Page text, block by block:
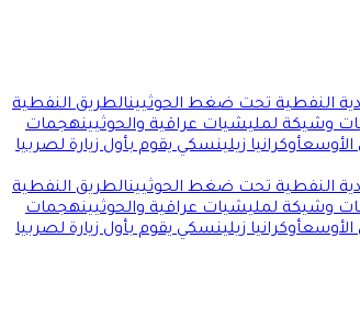
النفطية تحت ضغط الحوثيينالطريق النفطية
وشيكة لمليشيات عراقية والحوثيينهجمات
الأوسعأوكرانيا زيلينسكي يقوم بأول زيارة لصربيا
النفطية تحت ضغط الحوثيينالطريق النفطية
وشيكة لمليشيات عراقية والحوثيينهجمات
الأوسعأوكرانيا زيلينسكي يقوم بأول زيارة لصربيا